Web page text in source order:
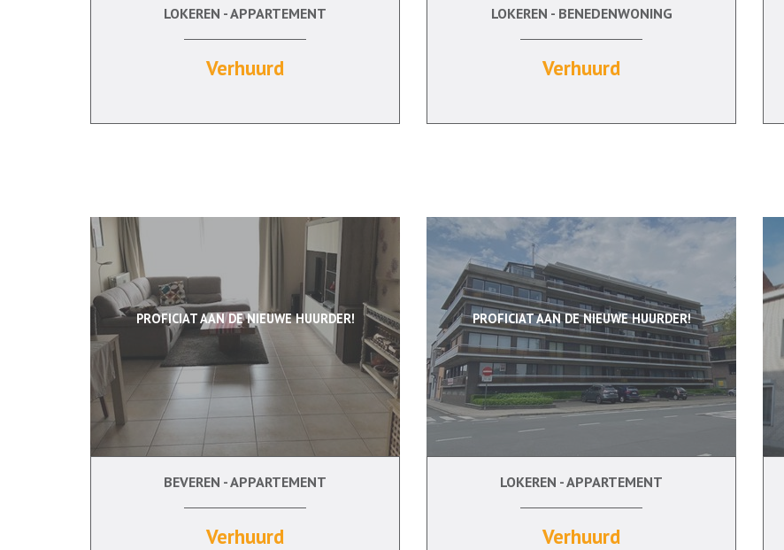
1 Ja
LOKEREN - APPARTEMENT
Verhuurd
2 Ja
LOKEREN - BENEDENWONING
Verhuurd
PROFICIAT AAN DE NIEUWE HUURDER!
2 Ja Ja
BEVEREN - APPARTEMENT
Verhuurd
PROFICIAT AAN DE NIEUWE HUURDER!
2 Ja
LOKEREN - APPARTEMENT
Verhuurd